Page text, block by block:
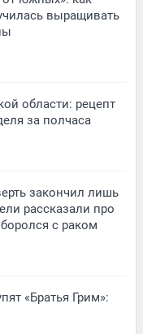
выращивать
области: рецепт
за полчаса
закончил лишь
рассказали про
с раком
«Братья Грим»: